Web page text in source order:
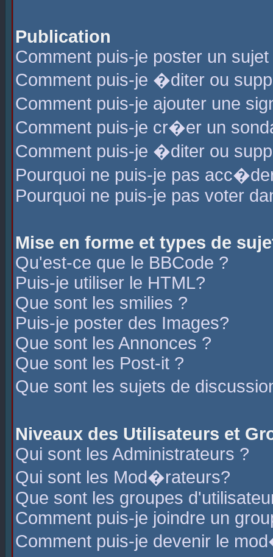
Publication
Comment puis-je poster un
Comment puis-je �diter ou
Comment puis-je ajouter une
Comment puis-je cr�er un
Comment puis-je �diter ou
Pourquoi ne puis-je pas
Pourquoi ne puis-je pas voter
Mise en forme et types de
Qu'est-ce que le BBCode ?
Puis-je utiliser le HTML?
Que sont les smilies ?
Puis-je poster des Images?
Que sont les Annonces ?
Que sont les Post-it ?
Que sont les sujets de
Niveaux des Utilisateurs et
Qui sont les Administrateurs ?
Qui sont les Mod�rateurs?
Que sont les groupes
Comment puis-je joindre un
Comment puis-je devenir le